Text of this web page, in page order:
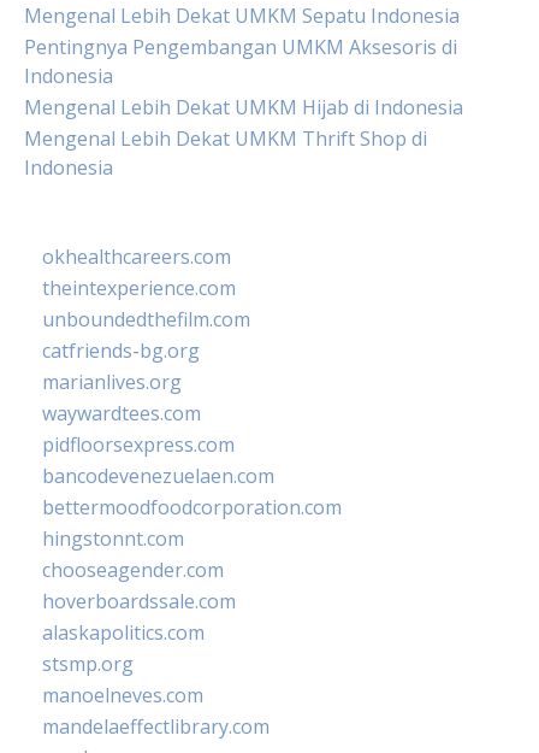
Mengenal Lebih Dekat UMKM Sepatu Indonesia
Pentingnya Pengembangan UMKM Aksesoris di
Indonesia
Mengenal Lebih Dekat UMKM Hijab di Indonesia
Mengenal Lebih Dekat UMKM Thrift Shop di
Indonesia
okhealthcareers.com
theintexperience.com
unboundedthefilm.com
catfriends-bg.org
marianlives.org
waywardtees.com
pidfloorsexpress.com
bancodevenezuelaen.com
bettermoodfoodcorporation.com
hingstonnt.com
chooseagender.com
hoverboardssale.com
alaskapolitics.com
stsmp.org
manoelneves.com
mandelaeffectlibrary.com